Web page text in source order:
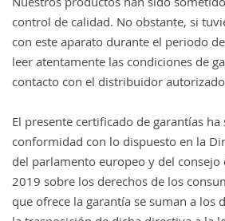
control de calidad. No obstante, si
con este aparato durante el periodo
leer atentamente las condiciones de
contacto con el distribuidor
El presente certificado de garantías
conformidad con lo dispuesto en la
del parlamento europeo y del consejo
2019 sobre los derechos de los
que ofrece la garantía se suman a los